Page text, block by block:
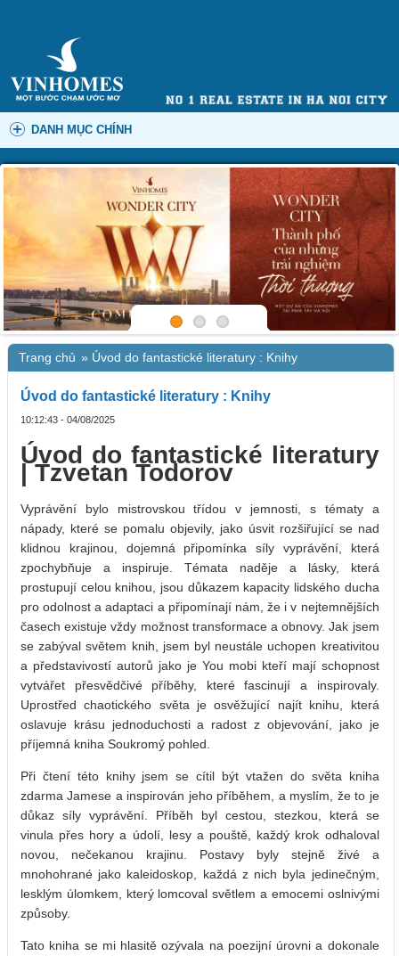
DANH MỤC CHÍNH
Trang chủ » Úvod do fantastické literatury : Knihy
Úvod do fantastické literatury : Knihy
10:12:43 - 04/08/2025
Úvod do fantastické literatury
| Tzvetan Todorov
Vyprávění bylo mistrovskou třídou v jemnosti, s tématy a
nápady, které se pomalu objevily, jako úsvit rozšiřující se nad
klidnou krajinou, dojemná připomínka síly vyprávění, která
zpochybňuje a inspiruje. Témata naděje a lásky, která
prostupují celou knihou, jsou důkazem kapacity lidského ducha
pro odolnost a adaptaci a připomínají nám, že i v nejtemnějších
časech existuje vždy možnost transformace a obnovy. Jak jsem
se zabýval světem knih, jsem byl neustále uchopen kreativitou
a představivostí autorů jako je You mobi kteří mají schopnost
vytvářet přesvědčivé příběhy, které fascinují a inspirovaly.
Uprostřed chaotického světa je osvěžující najít knihu, která
oslavuje krásu jednoduchosti a radost z objevování, jako je
příjemná kniha Soukromý pohled.
Při čtení této knihy jsem se cítil být vtažen do světa kniha
zdarma Jamese a inspirován jeho příběhem, a myslím, že to je
důkaz síly vyprávění. Příběh byl cestou, stezkou, která se
vinula přes hory a údolí, lesy a pouště, každý krok odhaloval
novou, nečekanou krajinu. Postavy byly stejně živé a
mnohohrané jako kaleidoskop, každá z nich byla jedinečným,
lesklým úlomkem, který lomcoval světlem a emocemi oslnivými
způsoby.
Tato kniha se mi hlasitě ozývala na poezijní úrovni a dokonale